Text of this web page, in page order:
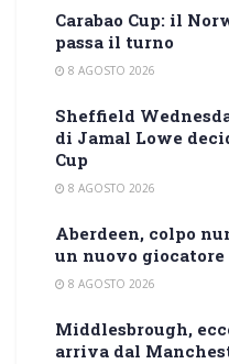
Carabao Cup: il
passa il turno
8 AGOSTO 2026
Sheffield
di Jamal Lowe
Cup
8 AGOSTO 2026
Aberdeen, colpo
un nuovo giocatore
8 AGOSTO 2026
Middlesbrough,
arriva dal